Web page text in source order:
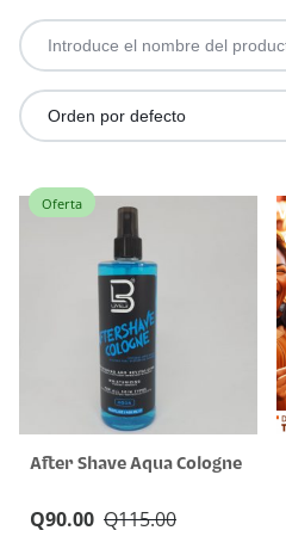
Oferta
After Shave Aqua Cologne
Q115.00
Q90.00